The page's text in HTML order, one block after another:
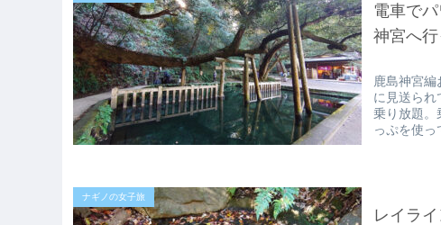
電車で
神宮へ
鹿島神宮
に見送られ
乗り放題。
っぷを使っ
ナギノの女子旅
レイラ